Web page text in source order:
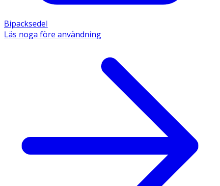
Bipacksedel
Läs noga före användning